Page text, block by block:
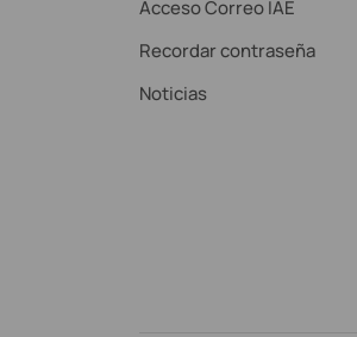
Acceso Correo IAE
Recordar contraseña
Noticias